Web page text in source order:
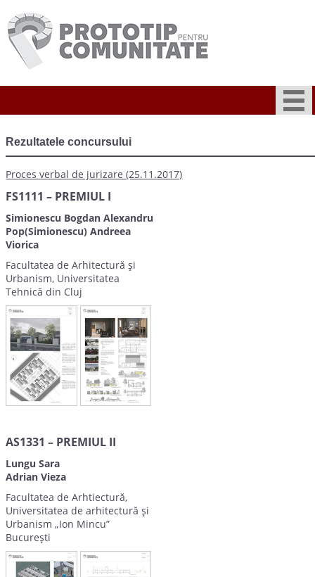
Rezultatele concursului
Proces verbal de jurizare (25.11.2017)
FS1111 – PREMIUL I
Simionescu Bogdan Alexandru
Pop(Simionescu) Andreea
Viorica
Facultatea de Arhitectură și
Urbanism, Universitatea
Tehnică din Cluj
AS1331 – PREMIUL II
Lungu Sara
Adrian Vieza
Facultatea de Arhtiectură,
Universitatea de arhitectură și
Urbanism „Ion Mincu”
București